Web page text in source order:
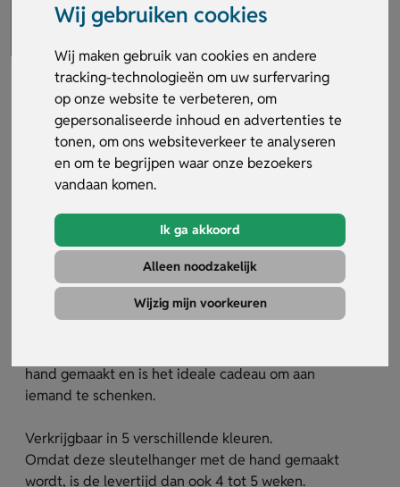
Wij gebruiken cookies
Wij maken gebruik van cookies en andere
tracking-technologieën om uw surfervaring
op onze website te verbeteren, om
gepersonaliseerde inhoud en advertenties te
tonen, om ons websiteverkeer te analyseren
en om te begrijpen waar onze bezoekers
vandaan komen.
Ik ga akkoord
Alleen noodzakelijk
Wijzig mijn voorkeuren
Sleutelhanger Postumus
13763
hand gemaakt en is het ideale cadeau om aan
iemand te schenken.
Verkrijgbaar in 5 verschillende kleuren.
Omdat deze sleutelhanger met de hand gemaakt
wordt, is de levertijd dan ook 4 tot 5 weken.